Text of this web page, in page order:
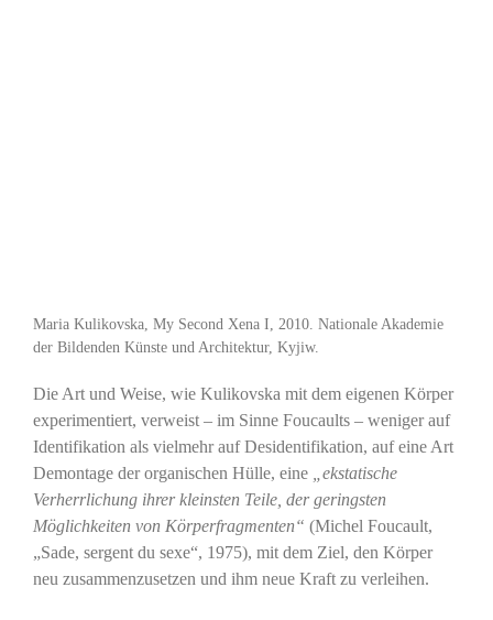
Maria Kulikovska, My Second Xena I, 2010. Nationale Akademie
der Bildenden Künste und Architektur, Kyjiw.
Die Art und Weise, wie Kulikovska mit dem eigenen Körper
experimentiert, verweist – im Sinne Foucaults – weniger auf
Identifikation als vielmehr auf Desidentifikation, auf eine Art
Demontage der organischen Hülle, eine
„ekstatische
Verherrlichung ihrer kleinsten Teile, der geringsten
Möglichkeiten von Körperfragmenten“ (Michel Foucault,
„Sade, sergent du sexe“, 1975), mit dem Ziel, den Körper
neu zusammenzusetzen und ihm neue Kraft zu verleihen.